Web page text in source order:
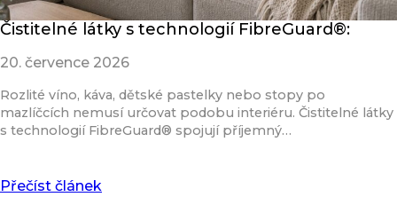
Čistitelné látky s technologií FibreGuard®:
20. července 2026
Rozlité víno, káva, dětské pastelky nebo stopy po
mazlíčcích nemusí určovat podobu interiéru. Čistitelné látky
s technologií FibreGuard® spojují příjemný…
Přečíst článek